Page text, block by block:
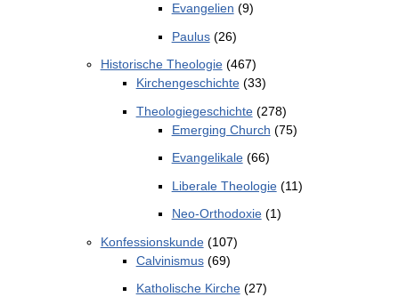
Evangelien (9)
Paulus(26)
Historische Theologie(467)
Kirchengeschichte(33)
Theologiegeschichte(278)
Emerging Church (75)
Evangelikale(66)
Liberale Theologie(11)
Neo-Orthodoxie(1)
Konfessionskunde(107)
Calvinismus(69)
Katholische Kirche(27)